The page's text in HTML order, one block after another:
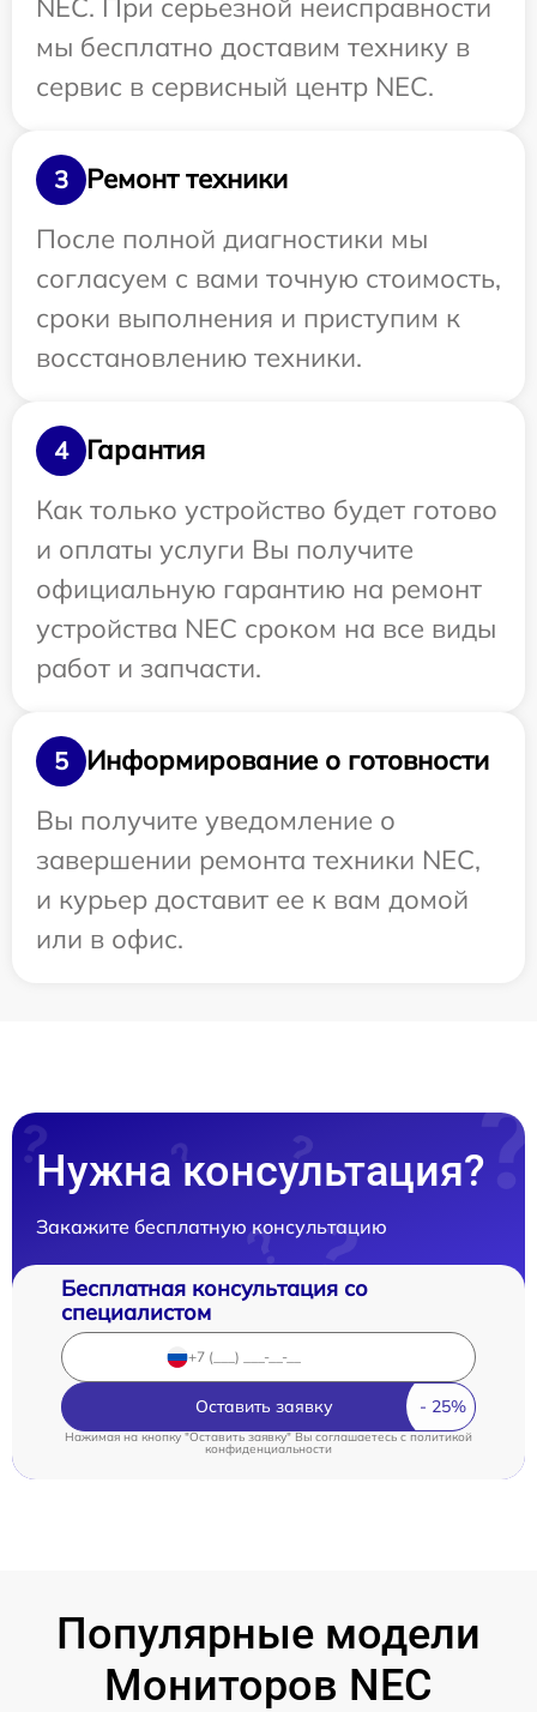
мы бесплатно доставим технику в
сервис в сервисный центр NEC.
3
Ремонт техники
После полной диагностики мы
согласуем с вами точную стоимость,
сроки выполнения и приступим к
восстановлению техники.
4
Гарантия
Как только устройство будет готово
и оплаты услуги Вы получите
официальную гарантию на ремонт
устройства NEC сроком на все виды
работ и запчасти.
5
Информирование о готовности
Вы получите уведомление о
завершении ремонта техники NEC,
и курьер доставит ее к вам домой
или в офис.
Нужна консультация?
Закажите бесплатную консультацию
Бесплатная консультация со
специалистом
Оставить заявку
Нажимая на кнопку "Оставить заявку" Вы соглашаетесь cполитикой
конфиденциальности
Популярные модели
Мониторов NEC